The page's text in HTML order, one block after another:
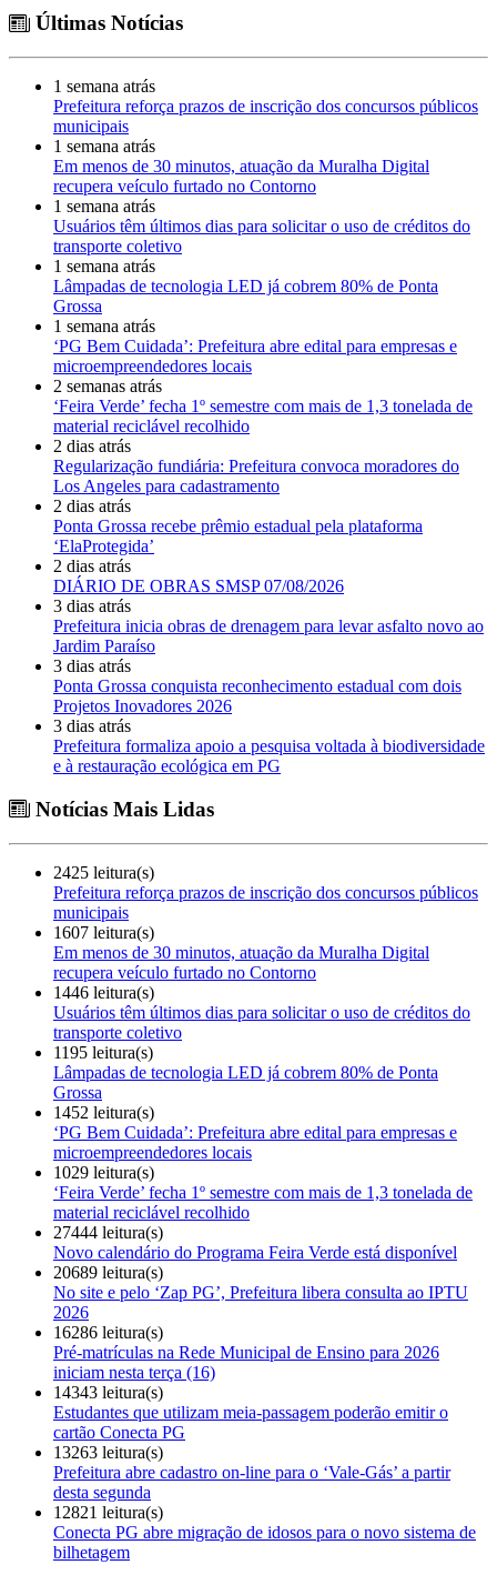
Últimas Notícias
1 semana atrás
Prefeitura reforça prazos de inscrição dos concursos públicos
municipais
1 semana atrás
Em menos de 30 minutos, atuação da Muralha Digital
recupera veículo furtado no Contorno
1 semana atrás
Usuários têm últimos dias para solicitar o uso de créditos do
transporte coletivo
1 semana atrás
Lâmpadas de tecnologia LED já cobrem 80% de Ponta
Grossa
1 semana atrás
‘PG Bem Cuidada’: Prefeitura abre edital para empresas e
microempreendedores locais
2 semanas atrás
‘Feira Verde’ fecha 1º semestre com mais de 1,3 tonelada de
material reciclável recolhido
2 dias atrás
Regularização fundiária: Prefeitura convoca moradores do
Los Angeles para cadastramento
2 dias atrás
Ponta Grossa recebe prêmio estadual pela plataforma
‘ElaProtegida’
2 dias atrás
DIÁRIO DE OBRAS SMSP 07/08/2026
3 dias atrás
Prefeitura inicia obras de drenagem para levar asfalto novo ao
Jardim Paraíso
3 dias atrás
Ponta Grossa conquista reconhecimento estadual com dois
Projetos Inovadores 2026
3 dias atrás
Prefeitura formaliza apoio a pesquisa voltada à biodiversidade
e à restauração ecológica em PG
Notícias Mais Lidas
2425 leitura(s)
Prefeitura reforça prazos de inscrição dos concursos públicos
municipais
1607 leitura(s)
Em menos de 30 minutos, atuação da Muralha Digital
recupera veículo furtado no Contorno
1446 leitura(s)
Usuários têm últimos dias para solicitar o uso de créditos do
transporte coletivo
1195 leitura(s)
Lâmpadas de tecnologia LED já cobrem 80% de Ponta
Grossa
1452 leitura(s)
‘PG Bem Cuidada’: Prefeitura abre edital para empresas e
microempreendedores locais
1029 leitura(s)
‘Feira Verde’ fecha 1º semestre com mais de 1,3 tonelada de
material reciclável recolhido
27444 leitura(s)
Novo calendário do Programa Feira Verde está disponível
20689 leitura(s)
No site e pelo ‘Zap PG’, Prefeitura libera consulta ao IPTU
2026
16286 leitura(s)
Pré-matrículas na Rede Municipal de Ensino para 2026
iniciam nesta terça (16)
14343 leitura(s)
Estudantes que utilizam meia-passagem poderão emitir o
cartão Conecta PG
13263 leitura(s)
Prefeitura abre cadastro on-line para o ‘Vale-Gás’ a partir
desta segunda
12821 leitura(s)
Conecta PG abre migração de idosos para o novo sistema de
bilhetagem